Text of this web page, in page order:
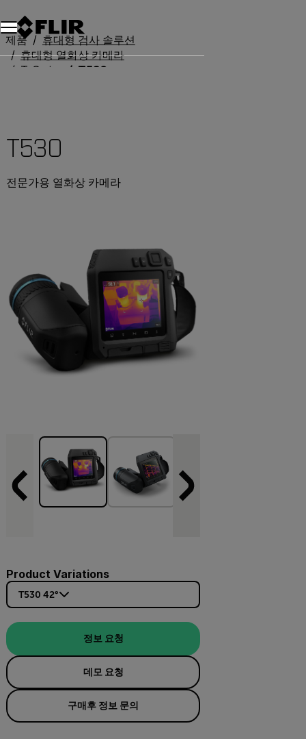
제품
휴대형 검사 솔루션
휴대형 열화상 카메라
T-Series
T530
T530
전문가용 열화상 카메라
Product Variations
T530 42°
정보 요청
데모 요청
구매후 정보 문의